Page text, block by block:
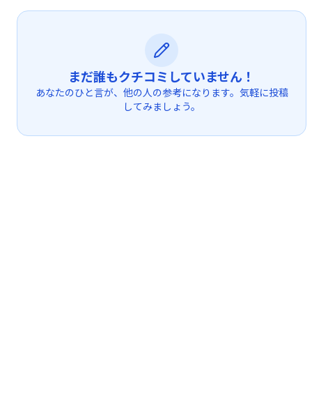
まだ誰もクチコミしていません！
あなたのひと言が、他の人の参考になります。気軽に投稿
してみましょう。